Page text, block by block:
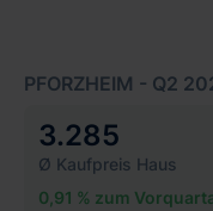
PFORZHEIM - Q2
3.285
Ø Kaufpreis Haus
0,91 % zum